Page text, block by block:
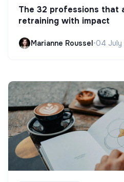
The 32 professions that
retraining with impact
Marianne Roussel•04 July